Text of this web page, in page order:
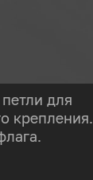
для
крепления.